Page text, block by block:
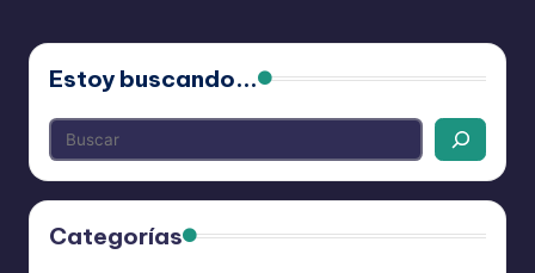
Estoy buscando...
Categorías